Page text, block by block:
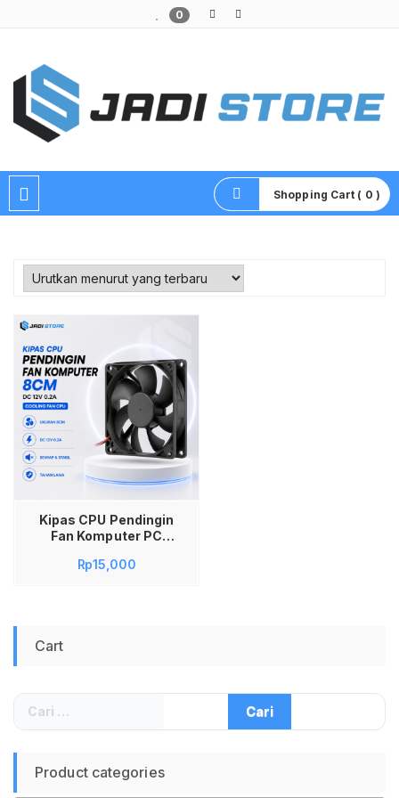
0
Shopping Cart ( 0 )
Kipas CPU Pendingin
Fan Komputer PC
8cm 8 CM DC 12 Volt
Rp15,000
Cart
Cari
untuk:
Product categories